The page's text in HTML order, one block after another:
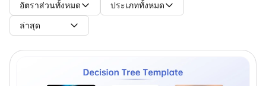
อัตราส่วนทั้งหมด ประเภททั้งหมด
ล่าสุด